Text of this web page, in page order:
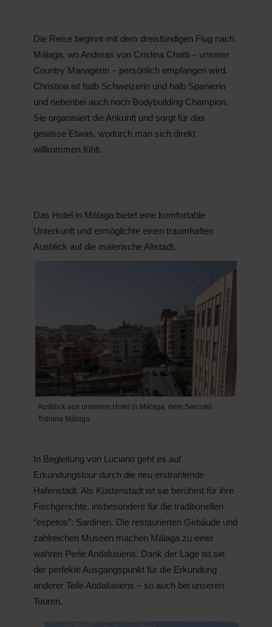
Die Reise beginnt mit dem dreistündigen Flug nach
Málaga, wo Andreas von Cristina Chatti – unserer
Country Managerin – persönlich empfangen wird.
Christina ist halb Schweizerin und halb Spanierin
und nebenbei auch noch Bodybuilding Champion.
Sie organisiert die Ankunft und sorgt für das
gewisse Etwas, wodurch man sich direkt
willkommen fühlt.
Das Hotel in Málaga bietet eine komfortable
Unterkunft und ermöglichte einen traumhaften
Ausblick auf die malerische Altstadt.
Ausblick aus unserem Hotel in Málaga, dem Sercotel
Tribuna Málaga
In Begleitung von Luciano geht es auf
Erkundungstour durch die neu erstrahlende
Hafenstadt. Als Küstenstadt ist sie berühmt für ihre
Fischgerichte, insbesondere für die traditionellen
“espetos”: Sardinen. Die restaurierten Gebäude und
zahlreichen Museen machen Málaga zu einer
wahren Perle Andalusiens. Dank der Lage ist sie
der perfekte Ausgangspunkt für die Erkundung
anderer Teile Andalusiens – so auch bei unseren
Touren.